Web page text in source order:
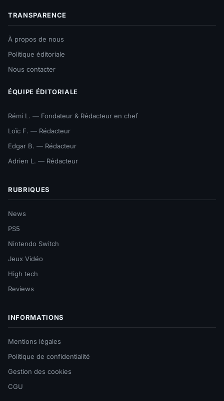
TRANSPARENCE
À propos de nous
Politique éditoriale
Nous contacter
ÉQUIPE ÉDITORIALE
Rémi L. — Fondateur & Rédacteur en chef
Loïc F. — Rédacteur
Edgar B. — Rédacteur
Adrien L. — Rédacteur
RUBRIQUES
News
PS5
Nintendo Switch
Jeux Vidéo
High tech
Reviews
INFORMATIONS
Mentions légales
Politique de confidentialité
Gestion des cookies
CGU